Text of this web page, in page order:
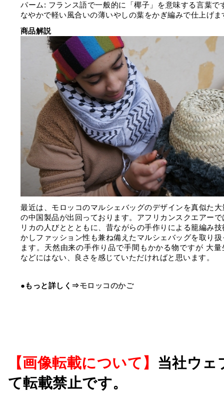
パーム: フランス語で一般的に「椰子」を意味する言葉で
なやかで軽い風合いの薄いやしの葉をかぎ編みで仕上げま
商品解説
最近は、モロッコのマルシェバッグのデザインを真似た
の中国製品が出回っております。アフリカンスクエアー
リカの人びととともに、昔ながらの手作りによる籠編み
かしファッション性も兼ね備えたマルシェバッグを取り
ます。天然由来の手作り品で手間もかかる物ですが 大量
などにはない、良さを感じていただければと思います。
●もっと詳しく⇒モロッコのかご
【画像転載について】 当社ウェ
て転載禁止です。